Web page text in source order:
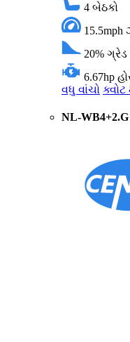
4 બેઠકો
15.5mph
20% ગ્રેડ
6.67hp
વધુ વાંચો ક્વોટ
NL-